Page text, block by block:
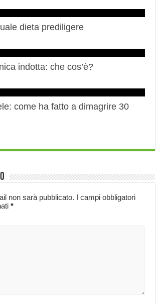
dieta prediligere
indotta: che cos’è?
come ha fatto a dimagrire 30
non sarà pubblicato. I campi obbligatori
*